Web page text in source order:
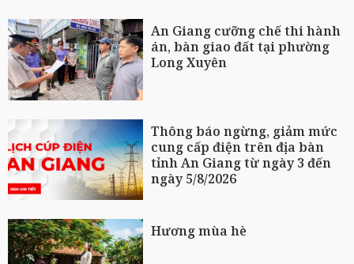
An Giang cưỡng chế thi hành
án, bàn giao đất tại phường
Long Xuyên
Thông báo ngừng, giảm mức
cung cấp điện trên địa bàn
tỉnh An Giang từ ngày 3 đến
ngày 5/8/2026
Hương mùa hè